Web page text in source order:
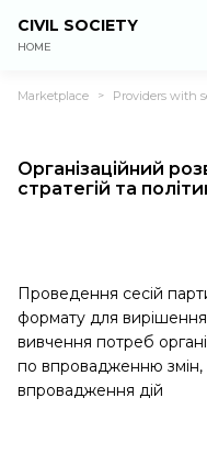
CIVIL SOCIETY
HOME
Marketplace > Providers with
Організаційний
стратегій та
Проведення сесій
формату для
вивчення потреб
по впровадженню змін,
впровадження дій